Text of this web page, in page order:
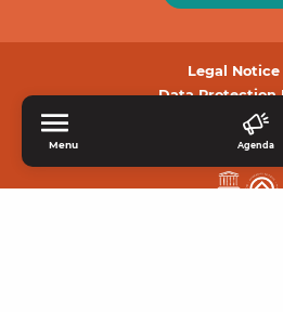
Menu Agenda
Legal Notice
Data Protection